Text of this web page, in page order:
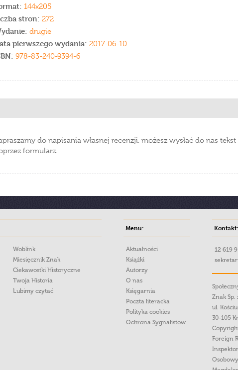
144x205
stron: 272
drugie
pierwszego wydania: 2017-06-10
978-83-240-9394-6
do napisania własnej recenzji, możesz wysłać do nas tekst
formularz.
Woblink
Miesięcznik Znak
Ciekawostki Historyczne
Twoja Historia
Lubimy czytać
Menu:
Aktualności
Książki
Autorzy
O nas
Księgarnia
Poczta literacka
Polityka cookies
Ochrona Sygnalistow
Kontakt:
12 619
Znak Sp.
ul.
30-105
Foreign